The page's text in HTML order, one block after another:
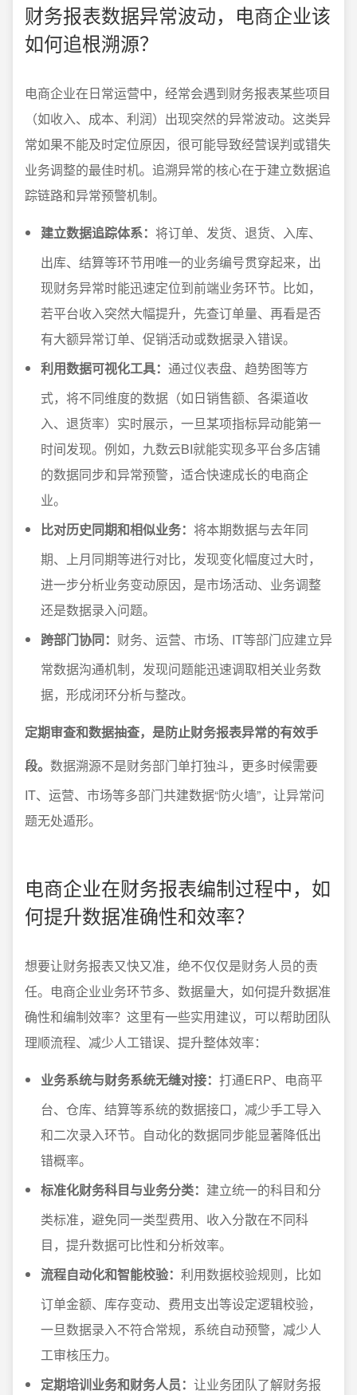
财务报表数据异常波动，电商企业该
如何追根溯源？
电商企业在日常运营中，经常会遇到财务报表某些项目
（如收入、成本、利润）出现突然的异常波动。这类异
常如果不能及时定位原因，很可能导致经营误判或错失
业务调整的最佳时机。追溯异常的核心在于建立数据追
踪链路和异常预警机制。
建立数据追踪体系： 将订单、发货、退货、入库、
出库、结算等环节用唯一的业务编号贯穿起来，出
现财务异常时能迅速定位到前端业务环节。比如，
若平台收入突然大幅提升，先查订单量、再看是否
有大额异常订单、促销活动或数据录入错误。
利用数据可视化工具： 通过仪表盘、趋势图等方
式，将不同维度的数据（如日销售额、各渠道收
入、退货率）实时展示，一旦某项指标异动能第一
时间发现。例如，九数云BI就能实现多平台多店铺
的数据同步和异常预警，适合快速成长的电商企
业。
比对历史同期和相似业务： 将本期数据与去年同
期、上月同期等进行对比，发现变化幅度过大时，
进一步分析业务变动原因，是市场活动、业务调整
还是数据录入问题。
跨部门协同： 财务、运营、市场、IT等部门应建立异
常数据沟通机制，发现问题能迅速调取相关业务数
据，形成闭环分析与整改。
定期审查和数据抽查，是防止财务报表异常的有效手
段。 数据溯源不是财务部门单打独斗，更多时候需要
IT、运营、市场等多部门共建数据“防火墙”，让异常问
题无处遁形。
电商企业在财务报表编制过程中，如
何提升数据准确性和效率？
想要让财务报表又快又准，绝不仅仅是财务人员的责
任。电商企业业务环节多、数据量大，如何提升数据准
确性和编制效率？这里有一些实用建议，可以帮助团队
理顺流程、减少人工错误、提升整体效率：
业务系统与财务系统无缝对接： 打通ERP、电商平
台、仓库、结算等系统的数据接口，减少手工导入
和二次录入环节。自动化的数据同步能显著降低出
错概率。
标准化财务科目与业务分类： 建立统一的科目和分
类标准，避免同一类型费用、收入分散在不同科
目，提升数据可比性和分析效率。
流程自动化和智能校验： 利用数据校验规则，比如
订单金额、库存变动、费用支出等设定逻辑校验，
一旦数据录入不符合常规，系统自动预警，减少人
工审核压力。
定期培训业务和财务人员： 让业务团队了解财务报